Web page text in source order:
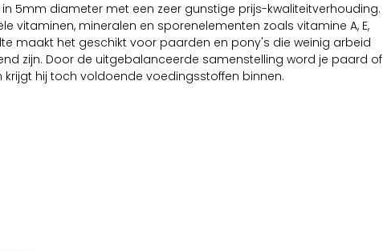
in 5mm diameter met een zeer gunstige prijs-kwaliteitverhouding.
vitaminen, mineralen en sporenelementen zoals vitamine A, E,
maakt het geschikt voor paarden en pony's die weinig arbeid
zijn. Door de uitgebalanceerde samenstelling word je paard of
krijgt hij toch voldoende voedingsstoffen binnen.